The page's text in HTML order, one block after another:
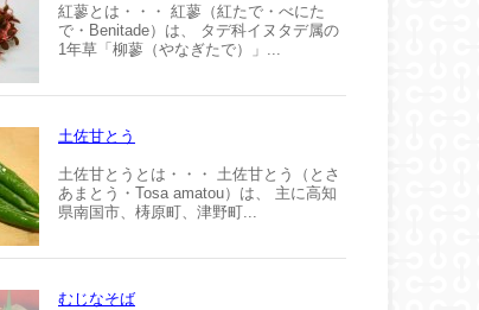
紅蓼とは・・・ 紅蓼（紅たで・べにた
で・Benitade）は、 タデ科イヌタデ属の
1年草「柳蓼（やなぎたで）」...
土佐甘とう
土佐甘とうとは・・・ 土佐甘とう（とさ
あまとう・Tosa amatou）は、 主に高知
県南国市、梼原町、津野町...
むじなそば